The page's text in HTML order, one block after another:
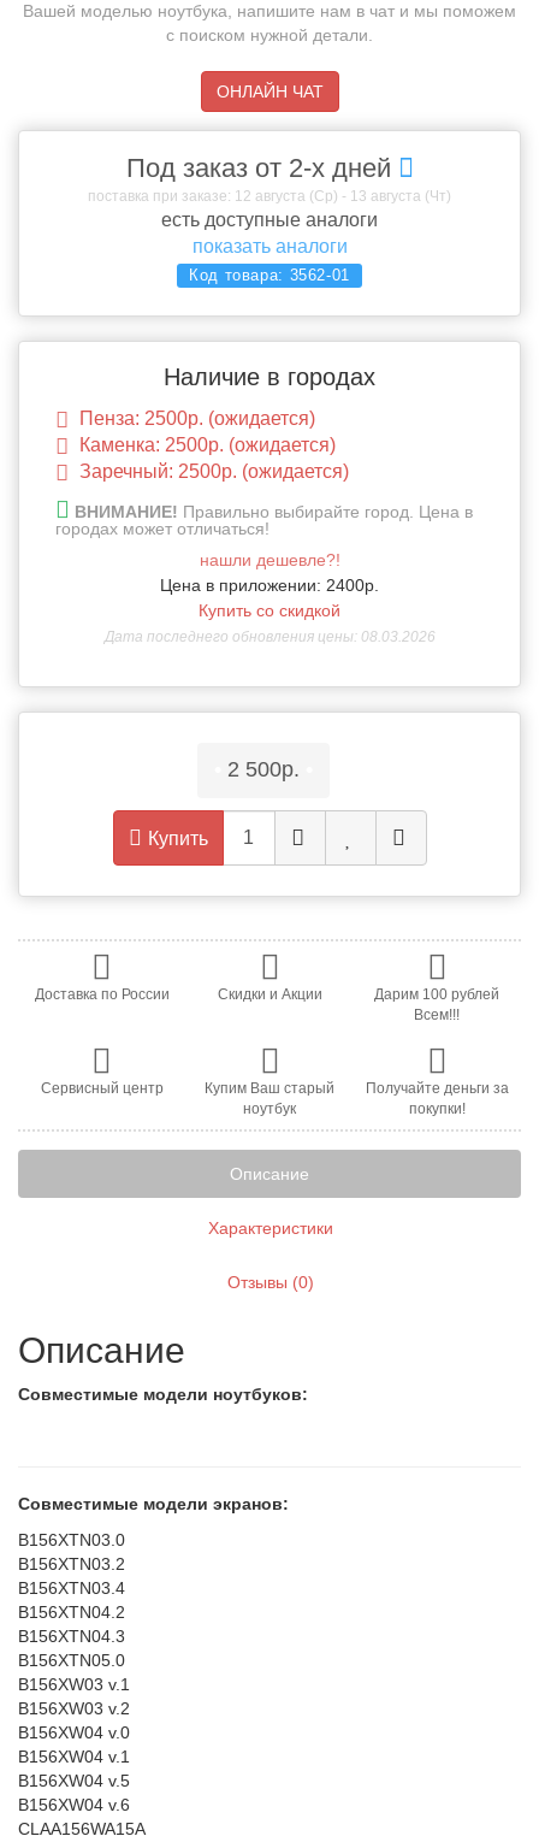
Вашей моделью ноутбука, напишите нам в чат и мы поможем
с поиском нужной детали.
ОНЛАЙН ЧАТ
Под заказ от 2-х дней
поставка при заказе: 12 августа (Ср) - 13 августа (Чт)
есть доступные аналоги
показать аналоги
Код товара: 3562-01
Наличие в городах
Пенза: 2500р. (ожидается)
Каменка: 2500р. (ожидается)
Заречный: 2500р. (ожидается)
ВНИМАНИЕ! Правильно выбирайте город. Цена в
городах может отличаться!
нашли дешевле?!
Цена в приложении: 2400р.
Купить со скидкой
Дата последнего обновления цены: 08.03.2026
2 500р.
Купить
Доставка по России Скидки и Акции
Дарим 100 рублей
Всем!!!
Сервисный центр
Купим Ваш старый
ноутбук
Получайте деньги за
покупки!
Описание
Характеристики
Отзывы (0)
Описание
Совместимые модели ноутбуков:
Совместимые модели экранов:
B156XTN03.0
B156XTN03.2
B156XTN03.4
B156XTN04.2
B156XTN04.3
B156XTN05.0
B156XW03 v.1
B156XW03 v.2
B156XW04 v.0
B156XW04 v.1
B156XW04 v.5
B156XW04 v.6
CLAA156WA15A